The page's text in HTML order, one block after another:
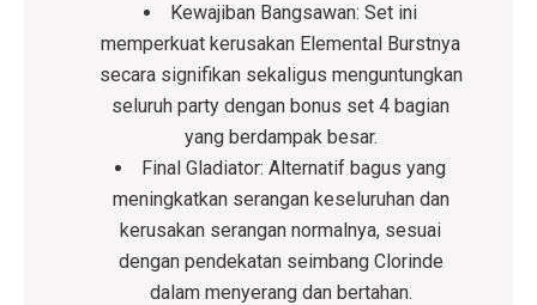
Kewajiban Bangsawan: Set ini
memperkuat kerusakan Elemental Burstnya
secara signifikan sekaligus menguntungkan
seluruh party dengan bonus set 4 bagian
yang berdampak besar.
Final Gladiator: Alternatif bagus yang
meningkatkan serangan keseluruhan dan
kerusakan serangan normalnya, sesuai
dengan pendekatan seimbang Clorinde
dalam menyerang dan bertahan.